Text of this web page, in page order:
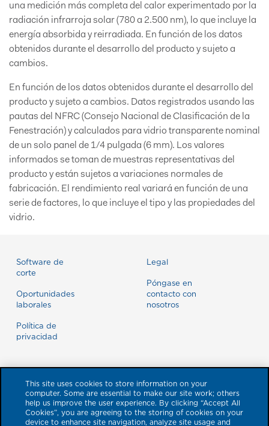
una medición más completa del calor experimentado por la
radiación infrarroja solar (780 a 2.500 nm), lo que incluye la
energía absorbida y reirradiada. En función de los datos
obtenidos durante el desarrollo del producto y sujeto a
cambios.
En función de los datos obtenidos durante el desarrollo del
producto y sujeto a cambios. Datos registrados usando las
pautas del NFRC (Consejo Nacional de Clasificación de la
Fenestración) y calculados para vidrio transparente nominal
de un solo panel de 1/4 pulgada (6 mm). Los valores
informados se toman de muestras representativas del
producto y están sujetos a variaciones normales de
fabricación. El rendimiento real variará en función de una
serie de factores, lo que incluye el tipo y las propiedades del
vidrio.
Software de
corte
Oportunidades
laborales
Política de
privacidad
Legal
Póngase en
contacto con
nosotros
This site uses cookies to store information on your
computer. Some are essential to make our site work; others
help us improve the user experience. By clicking “Accept All
Cookies”, you are agreeing to the storing of cookies on your
device to enhance site navigation, analyze site usage and